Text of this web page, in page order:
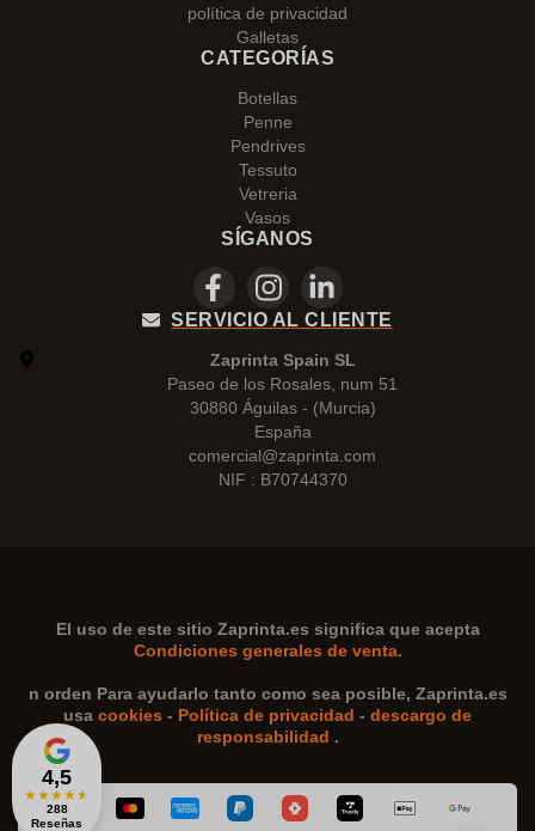
4,5
★★★★★
288
Reseñas
política de privacidad
Galletas
CATEGORÍAS
Botellas
Penne
Pendrives
Tessuto
Vetreria
Vasos
SÍGANOS
SERVICIO AL CLIENTE
Zaprinta Spain SL
Paseo de los Rosales, num 51
30880 Águilas - (Murcia)
España
comercial@zaprinta.com
NIF : B70744370
El uso de este sitio Zaprinta.es significa que acepta
Condiciones generales de venta.
n orden Para ayudarlo tanto como sea posible, Zaprinta.es
usa cookies - Política de privacidad - descargo de
responsabilidad .